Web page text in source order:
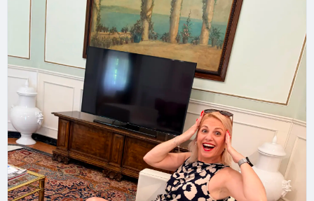
Le doresc tuturor elevilor minte limpede,
încredere, concentrare și inspirație, iar părinților
liniște, răbdare și puterea de a fi sprijinul de care
copiii lor au nevoie.
Mult succes astăzi și miercuri la Evaluarea
Națională! 🍀
Aveți încredere. Un examen este doar un pas dintr-
un drum mult mai mare decât pare acum.
Mihaela Stoica
Ghidul tău pentru echilibru, energie și încredere. 💙